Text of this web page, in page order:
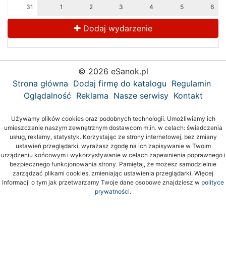
31 1 2 3 4 5 6
Dodaj wydarzenie
© 2026 eSanok.pl
Strona główna Dodaj firmę do katalogu Regulamin
Oglądalność Reklama Nasze serwisy Kontakt
Używamy plików cookies oraz podobnych technologii. Umożliwiamy ich
umieszczanie naszym zewnętrznym dostawcom m.in. w celach: świadczenia
usług, reklamy, statystyk. Korzystając ze strony internetowej, bez zmiany
ustawień przeglądarki, wyrażasz zgodę na ich zapisywanie w Twoim
urządzeniu końcowym i wykorzystywanie w celach zapewnienia poprawnego i
bezpiecznego funkcjonowania strony. Pamiętaj, że możesz samodzielnie
zarządzać plikami cookies, zmieniając ustawienia przeglądarki. Więcej
informacji o tym jak przetwarzamy Twoje dane osobowe znajdziesz w polityce
prywatności.